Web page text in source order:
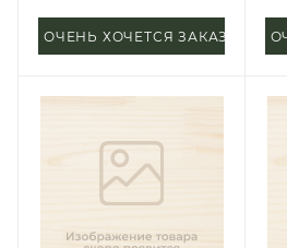
ОЧЕНЬ ХОЧЕТСЯ ЗАКАЗАТЬ